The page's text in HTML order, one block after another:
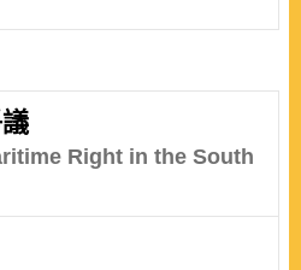
Right in the South